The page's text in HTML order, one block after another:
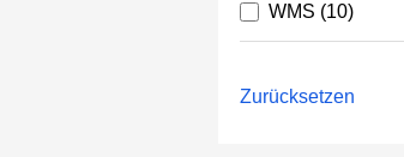
WMS (10)
Zurücksetzen